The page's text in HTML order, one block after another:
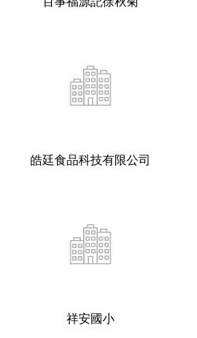
皓廷食品科技有限公司
祥安國小